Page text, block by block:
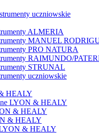
uczniowskie
ALMERIA
MANUEL
PRO NATURA
RAIMUNDO/
STRUNAL
uczniowskie
HEALY
LYON & HEALY
& HEALY
& HEALY
LYON & HEALY